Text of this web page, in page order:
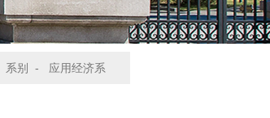
系别 - 应用经济系